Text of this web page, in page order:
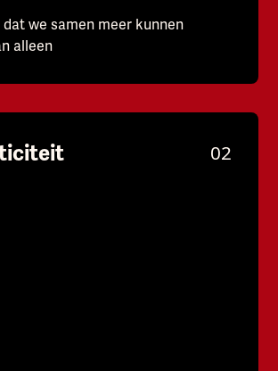
dat we samen meer kunnen
alleen
02